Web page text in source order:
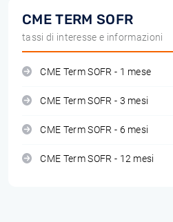
CME TERM SOFR
tassi di interesse e informazioni
CME Term SOFR - 1 mese
CME Term SOFR - 3 mesi
CME Term SOFR - 6 mesi
CME Term SOFR - 12 mesi